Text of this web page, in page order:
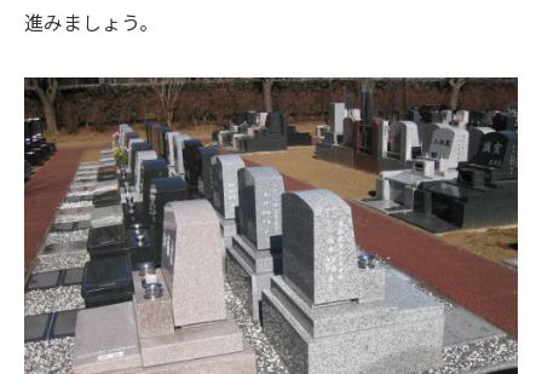
費用明細と支払い方法の具体的な確認手順
介
承継や改葬時に必要な管理手続きの要点
トラブル回避のための墓地利用条件チェック法
松戸市でお墓購入時の利用条件の徹底確認
法
トラブルを避けるための墓地利用規約の要
点
進みましょう。